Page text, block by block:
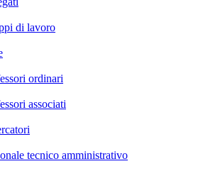
di lavoro
ordinari
associati
tecnico amministrativo